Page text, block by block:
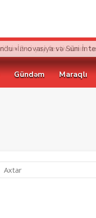
Gündəm Maraqlı